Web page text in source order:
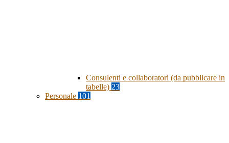
Consulenti e collaboratori (da pubblicare in
tabelle) 23
Personale 101